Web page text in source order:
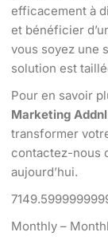
efficacement à
et bénéficier
vous soyez une
solution est
Pour en savoir
Marketing
transformer
contactez-nous
aujourd’hui.
Monthly –